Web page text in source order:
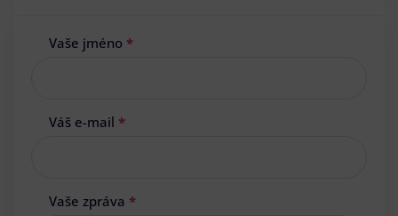
Vaše jméno *
Váš e-mail *
Vaše zpráva *